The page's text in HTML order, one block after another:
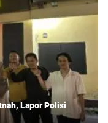
Lapor Polisi